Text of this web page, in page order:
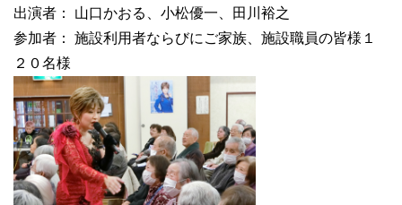
出演者： 山口かおる、小松優一、田川裕之
参加者： 施設利用者ならびにご家族、施設職員の皆様１
２０名様